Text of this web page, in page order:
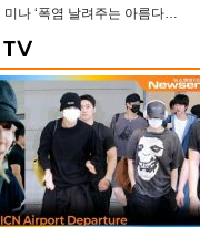
트와이스 미나 ‘폭염 날려주는 아름다움’[포토엔HD]